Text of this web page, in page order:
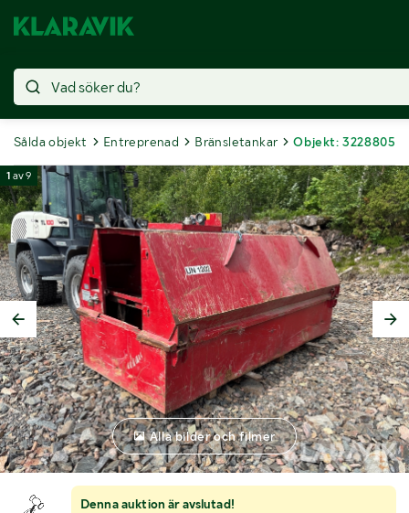
Sålda objekt Entreprenad Bränsletankar Objekt: 3228805
Denna auktion är avslutad!
1 av9
Alla bilder och filmer